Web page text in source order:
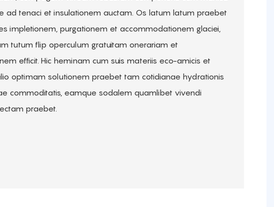
ad tenaci et insulationem auctam. Os latum latum praebet
impletionem, purgationem et accommodationem glaciei,
tutum flip operculum gratuitam onerariam et
efficit. Hic heminam cum suis materiis eco-amicis et
optimam solutionem praebet tam cotidianae hydrationis
commoditatis, eamque sodalem quamlibet vivendi
praebet.